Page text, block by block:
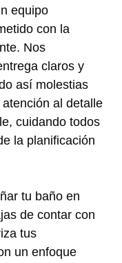
equipo
con la
Nos
claros y
así molestias
al detalle
cuidando todos
la planificación
tu baño en
de contar con
tus
un enfoque